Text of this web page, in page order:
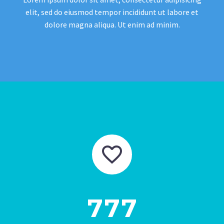
elit, sed do eiusmod tempor incididunt ut labore et
dolore magna aliqua. Ut enim ad minim.


777